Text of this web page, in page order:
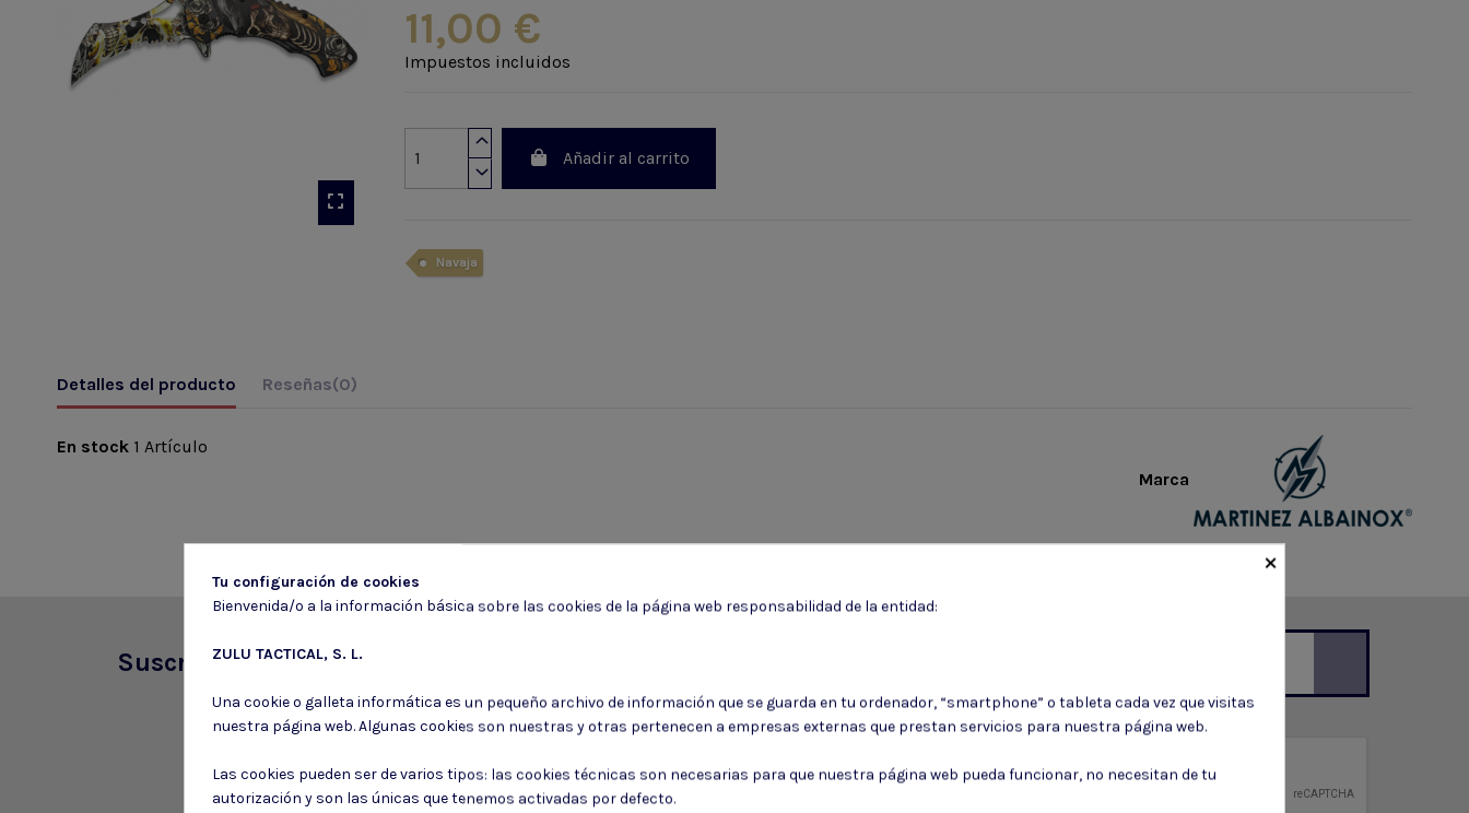
11,00 €
Impuestos incluidos
Añadir al carrito
Navaja
Detalles del producto Reseñas(0)
Marca
En stock 1 Artículo
Suscríbete a nuestro boletín
Puede darse de baja en cualquier momento. Para ello, consulte nuestra información de contacto en el aviso legal.
Consiento el uso de mis datos personales para recibir publicidad de su entidad.
×
Tu configuración de cookies
Bienvenida/o a la información básica sobre las cookies de la página web responsabilidad de la entidad:
ZULU TACTICAL, S. L.
Una cookie o galleta informática es un pequeño archivo de información que se guarda en tu ordenador, “smartphone” o tableta cada vez que visitas
nuestra página web. Algunas cookies son nuestras y otras pertenecen a empresas externas que prestan servicios para nuestra página web.
Las cookies pueden ser de varios tipos: las cookies técnicas son necesarias para que nuestra página web pueda funcionar, no necesitan de tu
autorización y son las únicas que tenemos activadas por defecto.